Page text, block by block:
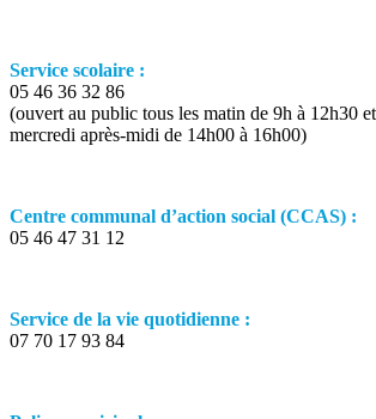
Service scolaire :
05 46 36 32 86
(ouvert au public tous les matin de 9h à 12h30
mercredi après-midi de 14h00 à 16h00)
Centre communal d’action social (CCAS) :
05 46 47 31 12
Service de la vie quotidienne :
07 70 17 93 84